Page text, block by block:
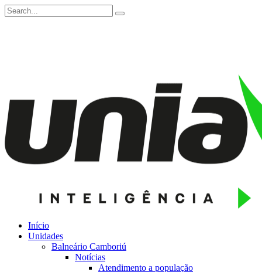
Início
Unidades
Balneário Camboriú
Notícias
Atendimento a população